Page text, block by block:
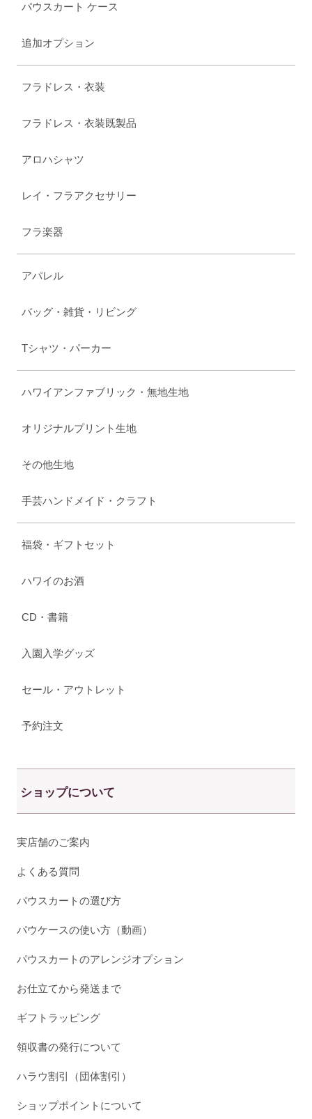
パウスカート ケース
追加オプション
フラドレス・衣装
フラドレス・衣装既製品
アロハシャツ
レイ・フラアクセサリー
フラ楽器
アパレル
バッグ・雑貨・リビング
Tシャツ・パーカー
ハワイアンファブリック・無地生地
オリジナルプリント生地
その他生地
手芸ハンドメイド・クラフト
福袋・ギフトセット
ハワイのお酒
CD・書籍
入園入学グッズ
セール・アウトレット
予約注文
ショップについて
実店舗のご案内
よくある質問
パウスカートの選び方
パウケースの使い方（動画）
パウスカートのアレンジオプション
お仕立てから発送まで
ギフトラッピング
領収書の発行について
ハラウ割引（団体割引）
ショップポイントについて